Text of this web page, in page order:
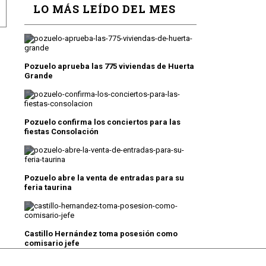
DEL CERRO DE LOS PERDIGONES
LO MÁS LEÍDO DEL MES
Pozuelo aprueba las 775 viviendas de Huerta
Grande
Pozuelo confirma los conciertos para las
fiestas Consolación
Pozuelo abre la venta de entradas para su
feria taurina
Castillo Hernández toma posesión como
comisario jefe